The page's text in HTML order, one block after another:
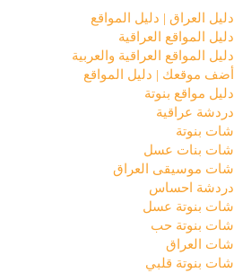
دليل العراق | دليل المواقع
دليل المواقع العراقية
دليل المواقع العراقية والعربية
أضف موقعك | دليل المواقع
دليل مواقع بنوتة
دردشة عراقية
شات بنوتة
شات بنات عسل
شات موسيقى العراق
دردشة احساس
شات بنوتة عسل
شات بنوتة حب
شات العراق
شات بنوتة قلبي